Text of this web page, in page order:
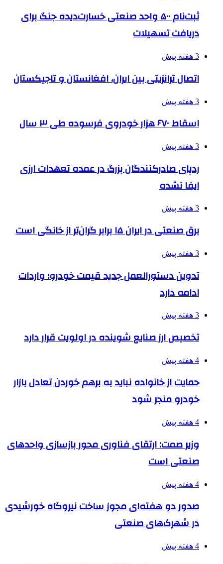
ثبت‌نام ۵۰۰ واحد صنعتی خسارت‌دیده جنگ برای
دریافت تسهیلات
3 هفته پیش
اتصال ترانزیتی بین ایران، افغانستان و تاجیکستان
3 هفته پیش
اسقاط ۶۷۰ هزار خودروی فرسوده طی ۳ سال
3 هفته پیش
ردپای صادرکنندگان بزرگ در عمده تعهدات ارزی
ایفا نشده
3 هفته پیش
برق صنعتی در ایران ۱۵ برابر گران‌تر از خانگی است
3 هفته پیش
تدوین دستورالعمل جدید قیمت خودرو؛ واردات
ادامه دارد
3 هفته پیش
تخصیص ارز صنایع شوینده در اولویت قرار دارد
4 هفته پیش
حمایت از خانواده نباید به برهم خوردن تعادل بازار
خودرو منجر شود
4 هفته پیش
وزیر صمت: ارتقای فناوری محور بازسازی واحدهای
صنعتی است
4 هفته پیش
صدور دو هفته‌ای مجوز ساخت نیروگاه خورشیدی
در شهرک‌های صنعتی
4 هفته پیش